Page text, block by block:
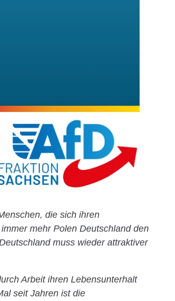
die sich ihren
mehr Polen Deutschland den
muss wieder attraktiver
Arbeit ihren Lebensunterhalt
seit Jahren ist die